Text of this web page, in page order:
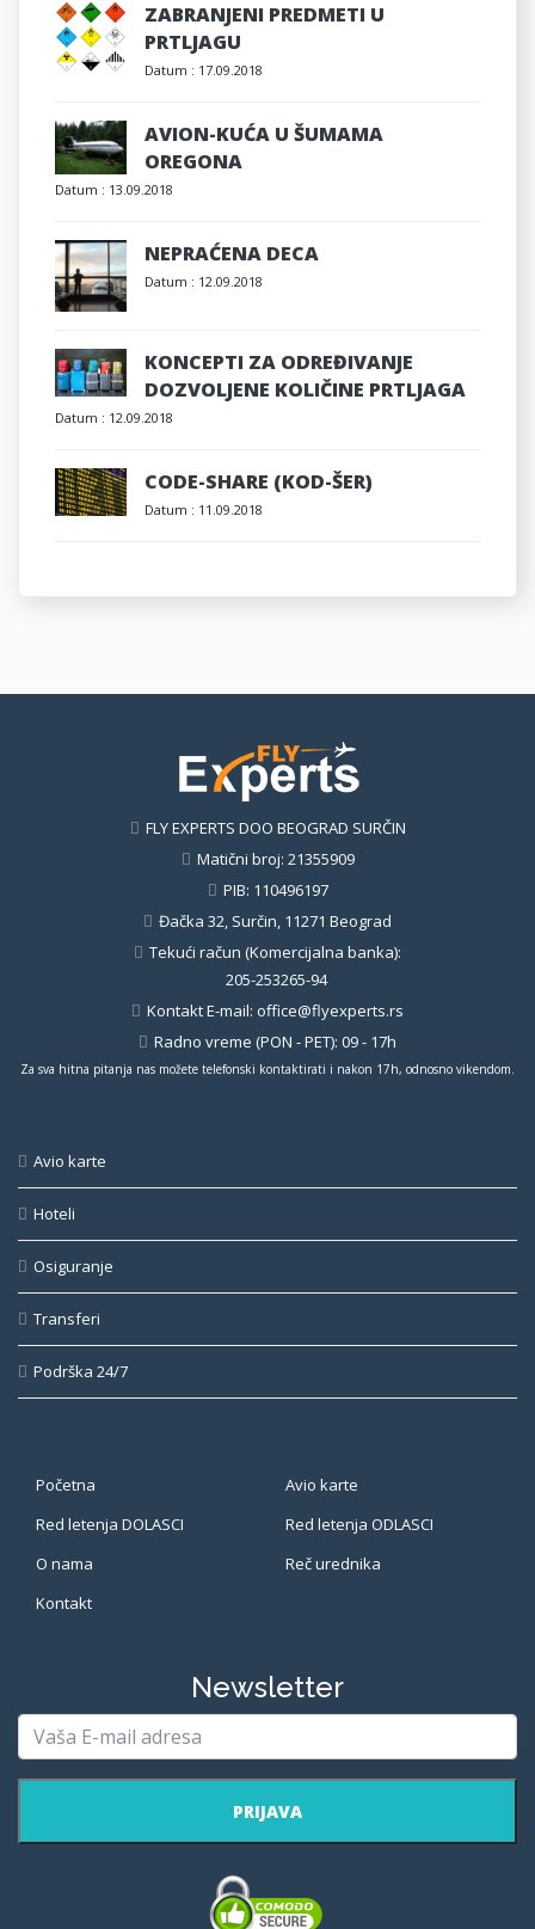
ZABRANJENI PREDMETI U
PRTLJAGU
Datum : 17.09.2018
AVION-KUĆA U ŠUMAMA
OREGONA
Datum : 13.09.2018
NEPRAĆENA DECA
Datum : 12.09.2018
KONCEPTI ZA ODREĐIVANJE
DOZVOLJENE KOLIČINE PRTLJAGA
Datum : 12.09.2018
CODE-SHARE (KOD-ŠER)
Datum : 11.09.2018
FLY EXPERTS DOO BEOGRAD SURČIN
Matični broj: 21355909
PIB: 110496197
Đačka 32, Surčin, 11271 Beograd
Tekući račun (Komercijalna banka):
205-253265-94
Kontakt E-mail: office@flyexperts.rs
Radno vreme (PON - PET): 09 - 17h
Za sva hitna pitanja nas možete telefonski kontaktirati i nakon 17h, odnosno vikendom.
Avio karte
Hoteli
Osiguranje
Transferi
Podrška 24/7
Početna
Avio karte
Red letenja DOLASCI
Red letenja ODLASCI
O nama
Reč urednika
Kontakt
Newsletter
PRIJAVA